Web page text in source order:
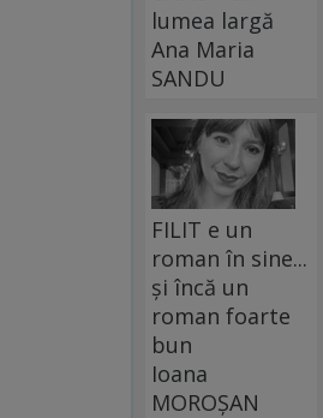
lumea largă
Ana Maria
SANDU
FILIT e un
roman în sine...
și încă un
roman foarte
bun
Ioana
MOROȘAN